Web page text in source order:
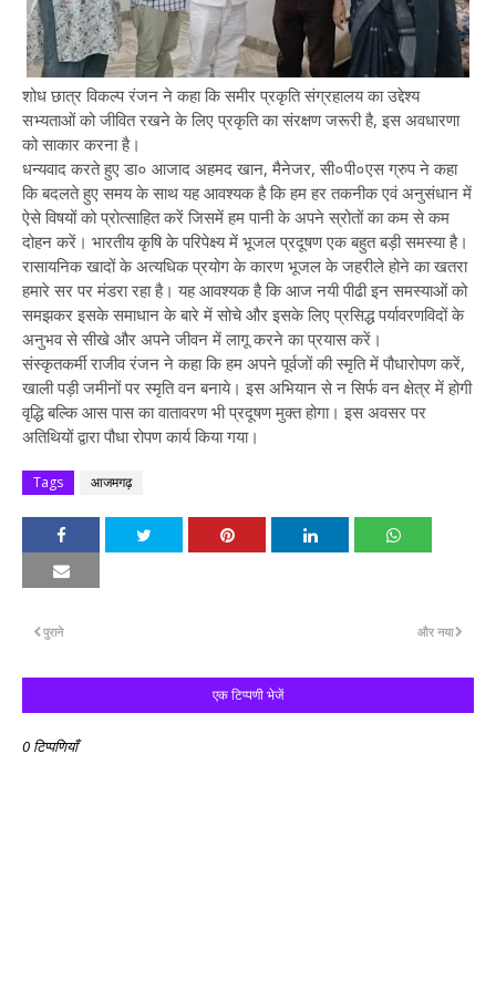
शोध छात्र विकल्प रंजन ने कहा कि समीर प्रकृति संग्रहालय का उद्देश्य
सभ्यताओं को जीवित रखने के लिए प्रकृति का संरक्षण जरूरी है, इस अवधारणा
को साकार करना है।
धन्यवाद करते हुए डा० आजाद अहमद खान, मैनेजर, सी०पी०एस ग्रुप ने कहा
कि बदलते हुए समय के साथ यह आवश्यक है कि हम हर तकनीक एवं अनुसंधान में
ऐसे विषयों को प्रोत्साहित करें जिसमें हम पानी के अपने स्रोतों का कम से कम
दोहन करें। भारतीय कृषि के परिपेक्ष्य में भूजल प्रदूषण एक बहुत बड़ी समस्या है।
रासायनिक खादों के अत्यधिक प्रयोग के कारण भूजल के जहरीले होने का खतरा
हमारे सर पर मंडरा रहा है। यह आवश्यक है कि आज नयी पीढी इन समस्याओं को
समझकर इसके समाधान के बारे में सोचे और इसके लिए प्रसिद्ध पर्यावरणविदों के
अनुभव से सीखे और अपने जीवन में लागू करने का प्रयास करें।
संस्कृतकर्मी राजीव रंजन ने कहा कि हम अपने पूर्वजों की स्मृति में पौधारोपण करें,
खाली पड़ी जमीनों पर स्मृति वन बनाये। इस अभियान से न सिर्फ वन क्षेत्र में होगी
वृद्धि बल्कि आस पास का वातावरण भी प्रदूषण मुक्त होगा। इस अवसर पर
अतिथियों द्वारा पौधा रोपण कार्य किया गया।
Tags आजमगढ़
और नया
पुराने
एक टिप्पणी भेजें
0 टिप्पणियाँ